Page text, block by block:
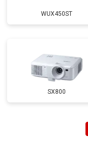
WUX450ST
SX800